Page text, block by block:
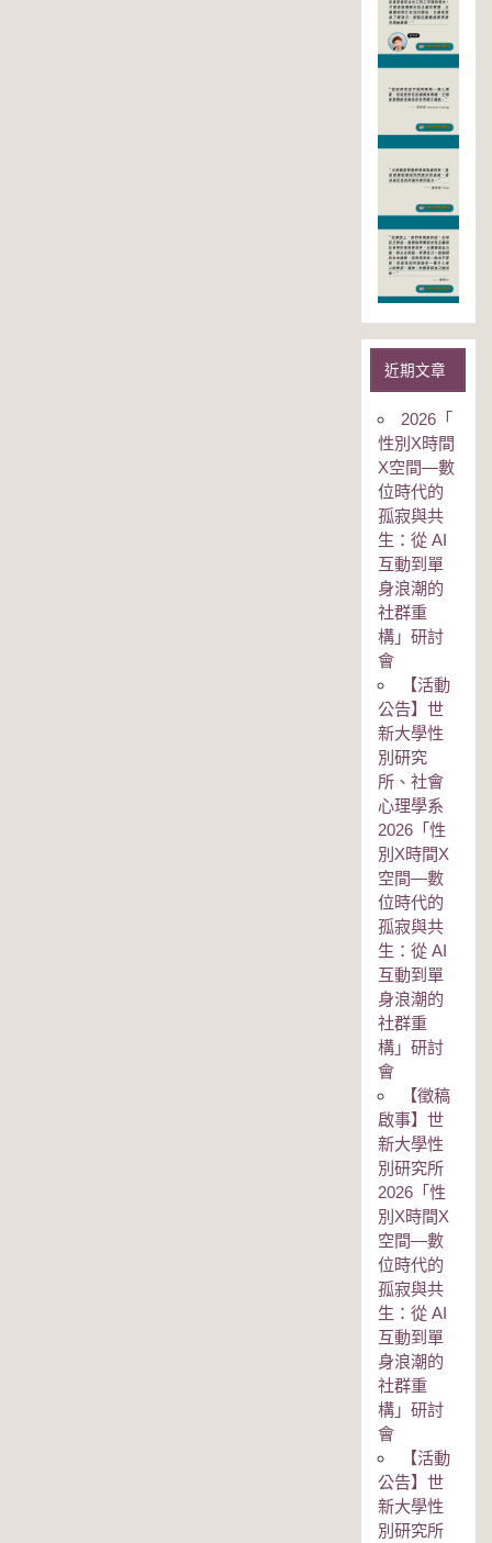
近期文章
2026「
性別Χ時間
Χ空間—數
位時代的
孤寂與共
生：從 AI
互動到單
身浪潮的
社群重
構」研討
會
【活動
公告】世
新大學性
別研究
所、社會
心理學系
2026「性
別Χ時間Χ
空間—數
位時代的
孤寂與共
生：從 AI
互動到單
身浪潮的
社群重
構」研討
會
【徵稿
啟事】世
新大學性
別研究所
2026「性
別Χ時間Χ
空間—數
位時代的
孤寂與共
生：從 AI
互動到單
身浪潮的
社群重
構」研討
會
【活動
公告】世
新大學性
別研究所